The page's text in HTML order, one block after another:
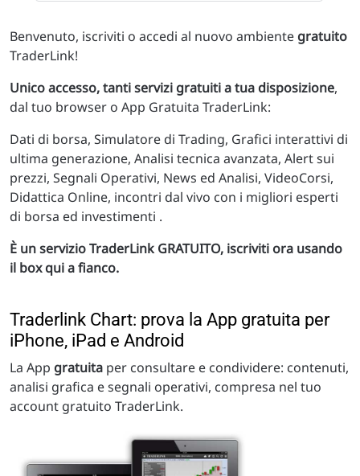
Benvenuto, iscriviti o accedi al nuovo ambiente gratuito
TraderLink!
Unico accesso, tanti servizi gratuiti a tua disposizione,
dal tuo browser o App Gratuita TraderLink:
Dati di borsa, Simulatore di Trading, Grafici interattivi di
ultima generazione, Analisi tecnica avanzata, Alert sui
prezzi, Segnali Operativi, News ed Analisi, VideoCorsi,
Didattica Online, incontri dal vivo con i migliori esperti
di borsa ed investimenti .
È un servizio TraderLink GRATUITO, iscriviti ora usando
il box qui a fianco.
Traderlink Chart: prova la App gratuita per
iPhone, iPad e Android
La App gratuita per consultare e condividere: contenuti,
analisi grafica e segnali operativi, compresa nel tuo
account gratuito TraderLink.